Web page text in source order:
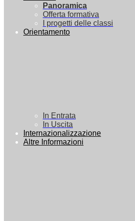
Panoramica
Offerta formativa
I progetti delle classi
Orientamento
In Entrata
In Uscita
Internazionalizzazione
Altre Informazioni